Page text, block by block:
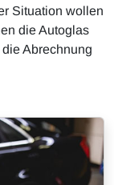
Situation wollen
die Autoglas
Abrechnung